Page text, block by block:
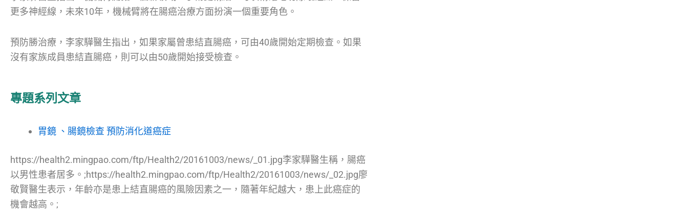
更多神經線，未來10年，機械臂將在腸癌治療方面扮演一個重要角色。
預防勝治療，李家驊醫生指出，如果家屬曾患結直腸癌，可由40歲開始定期檢查。如果
沒有家族成員患結直腸癌，則可以由50歲開始接受檢查。
專題系列文章
胃鏡 、腸鏡檢查 預防消化道癌症
https://health2.mingpao.com/ftp/Health2/20161003/news/_01.jpg李家驊醫生稱，腸癌
以男性患者居多。;https://health2.mingpao.com/ftp/Health2/20161003/news/_02.jpg廖
敬賢醫生表示，年齡亦是患上結直腸癌的風險因素之一，隨著年紀越大，患上此癌症的
機會越高。;